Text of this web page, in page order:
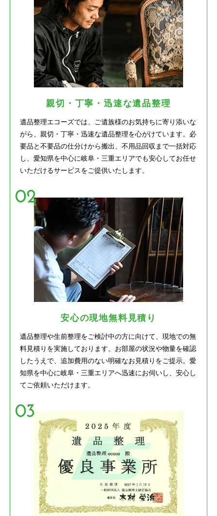
親切・丁寧・迅速な遺品整理
遺品整理エコーズでは、ご遺族様のお気持ちに寄り添いな
がら、親切・丁寧・迅速な遺品整理を心がけています。必
要品と不要品の仕分けから搬出、不用品回収まで一括対応
し、愛知県を中心に岐阜・三重エリアでも安心してお任せ
いただけるサービスをご提供いたします。
安心の現地無料見積り
遺品整理や生前整理をご検討中の方に向けて、現地での無
料見積りを実施しております。お部屋の状況や物量を確認
したうえで、追加費用のない明確なお見積りをご提示。愛
知県を中心に岐阜・三重エリアへ迅速にお伺いし、安心し
てご依頼いただけます。